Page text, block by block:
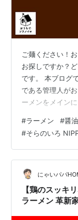
ご麺ください！
お探しですか？
です。 本ブログ
である管理人が
ーメンをメイン
うちでソラノイ
油らーめん」を
ノイロ』は東京
も気軽にラーメ
年に創業し、ミ
掲載されるほ…
#ラーメン #醤
#そらのいろ
にゃいパパ
【鶏のスッキ
ラーメン 革新